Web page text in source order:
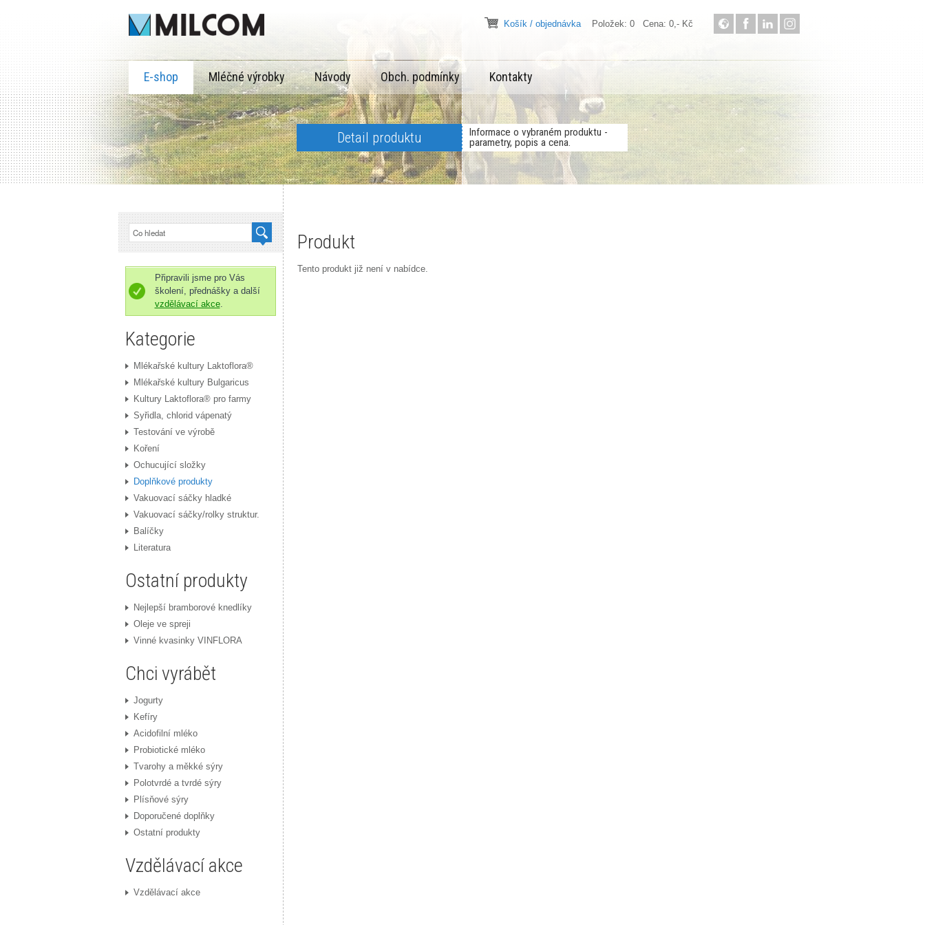
Košík / objednávkaPoložek: 0 Cena: 0,- Kč
E-shop Mléčné výrobky Návody Obch. podmínky Kontakty
Detail produktu
Informace o vybraném produktu -
parametry, popis a cena.
Připravili jsme pro Vás
školení, přednášky a další
vzdělávací akce.
Kategorie
Mlékařské kultury Laktoflora®
Mlékařské kultury Bulgaricus
Kultury Laktoflora® pro farmy
Syřidla, chlorid vápenatý
Testování ve výrobě
Koření
Ochucující složky
Doplňkové produkty
Vakuovací sáčky hladké
Vakuovací sáčky/rolky struktur.
Balíčky
Literatura
Ostatní produkty
Nejlepší bramborové knedlíky
Oleje ve spreji
Vinné kvasinky VINFLORA
Chci vyrábět
Jogurty
Kefíry
Acidofilní mléko
Probiotické mléko
Tvarohy a měkké sýry
Polotvrdé a tvrdé sýry
Plísňové sýry
Doporučené doplňky
Ostatní produkty
Vzdělávací akce
Vzdělávací akce
Produkt
Tento produkt již není v nabídce.